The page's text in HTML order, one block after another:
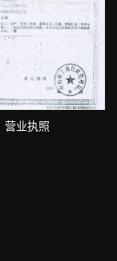
营业执照